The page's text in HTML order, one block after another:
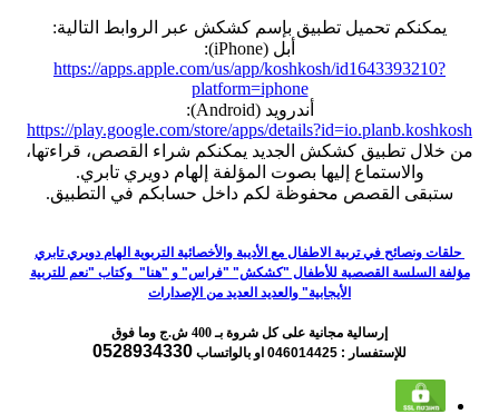
يمكنكم تحميل تطبيق بإسم كشكش عبر الروابط التالية:
أبل (iPhone):
https://apps.apple.com/us/app/koshkosh/id1643393210?
platform=iphone
أندرويد (Android):
https://play.google.com/store/apps/details?id=io.planb.koshkosh
من خلال تطبيق كشكش الجديد يمكنكم شراء القصص، قراءتها،
والاستماع إليها بصوت المؤلفة إلهام دويري تابري.
ستبقى القصص محفوظة لكم داخل حسابكم في التطبيق.
حلقات ونصائح في تربية الاطفال مع الأديبة والأخصائية التربوية الهام دويري تابري
مؤلفة السلسة القصصية للأطفال "كشكش" "فراس" و "هنا" وكتاب "نعم للتربية
الأيجابية" والعديد العديد من الإصدارات
إرسالية مجانية على كل شروة بـ 400 ش.ج وما فوق
للإستفسار : 046014425
او بالواتساب 0528934330